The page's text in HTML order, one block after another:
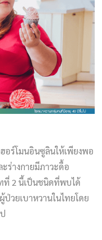
อร์โมนอินซูลินให้เพียงพอ
ร่างกายมีภาวะดื้อ
ที่ 2 นี้เป็นชนิดที่พบได้
วยเบาหวานในไทยโดย